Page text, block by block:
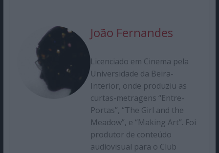
João Fernandes
Licenciado em Cinema pela
Universidade da Beira-
Interior, onde produziu as
curtas-metragens “Entre-
Portas”, “The Girl and the
Meadow”, e “Making Art”. Foi
produtor de conteúdo
audiovisual para o Club